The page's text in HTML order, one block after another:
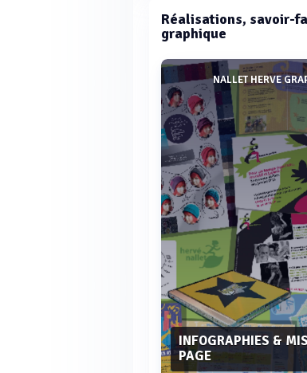
Réalisations, savoir-
graphique
NALLET HERVE
INFOGRAPHIES &
PAGE